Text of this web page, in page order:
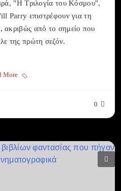
"Η Τριλογία του Κόσμου",
Parry επιστρέφουν για τη
ακριβώς από το σημείο που
της πρώτη σεζόν.
More
0